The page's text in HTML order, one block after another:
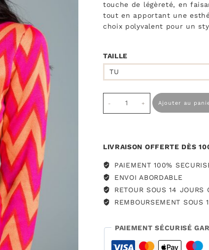
touche de légèreté, en
tout en apportant une
choix polyvalent pour un
TAILLE
TU
Ajouter au
LIVRAISON OFFERTE DÈS
PAIEMENT 100%
ENVOI ABORDABLE
RETOUR SOUS 14 JOURS
REMBOURSEMENT SOUS
PAIEMENT SÉCURISÉ